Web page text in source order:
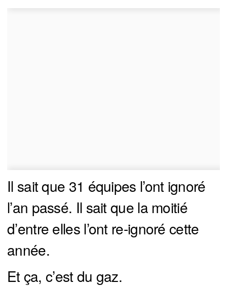
Il sait que 31 équipes l’ont ignoré
l’an passé. Il sait que la moitié
d’entre elles l’ont re-ignoré cette
année.
Et ça, c’est du gaz.